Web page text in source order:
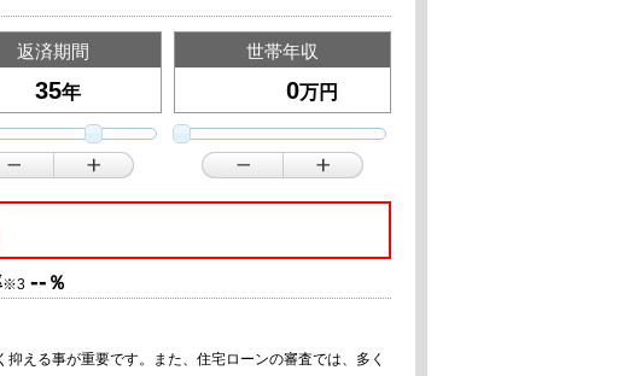
返済期間
年
世帯年収
万円
※3 -- ％
える事が重要です。また、住宅ローンの審査では、多く